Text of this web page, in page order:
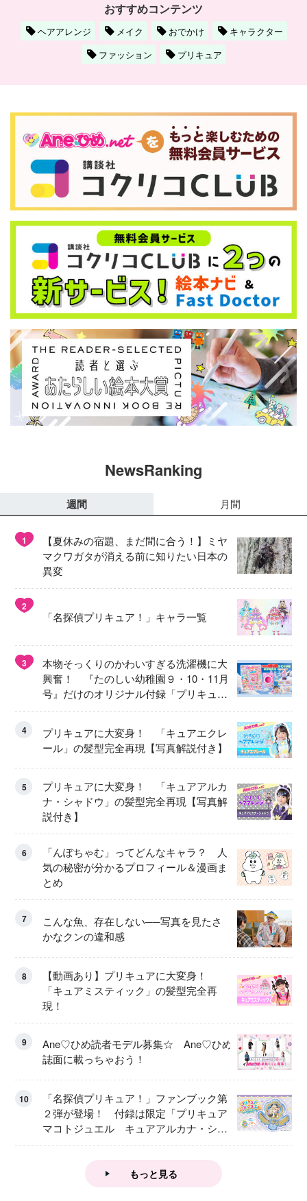
おすすめコンテンツ
ヘアアレンジ メイク おでかけ
キャラクター
ファッション
プリキュア
NewsRanking
週間 月間
1
【夏休みの宿題、まだ間に合う！】ミヤ
マクワガタが消える前に知りたい日本の
異変
2
「名探偵プリキュア！」キャラ一覧
3
本物そっくりのかわいすぎる洗濯機に大
興奮！ 『たのしい幼稚園９・10・11月
号』だけのオリジナル付録「プリキュ
ア くるくるせんたくき」
4
プリキュアに大変身！ 「キュアエクレ
ール」の髪型完全再現【写真解説付き】
5
プリキュアに大変身！ 「キュアアルカ
ナ・シャドウ」の髪型完全再現【写真解
説付き】
6
「んぽちゃむ」ってどんなキャラ？ 人
気の秘密が分かるプロフィール＆漫画ま
とめ
7
こんな魚、存在しない──写真を見たさ
かなクンの違和感
8
【動画あり】プリキュアに大変身！
「キュアミスティック」の髪型完全再
現！
9
Ane♡ひめ読者モデル募集☆ Ane♡ひめ
誌面に載っちゃおう！
10
「名探偵プリキュア！」ファンブック第
２弾が登場！ 付録は限定「プリキュア
マコトジュエル キュアアルカナ・シャ
ドウ アイスver.」 キュアエクレールを
もっと見る